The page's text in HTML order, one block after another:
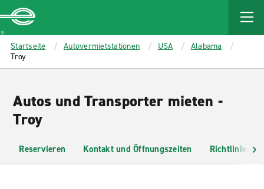
MAIN
CONTENT
Enterprise
Startseite Autovermietstationen USA
Alabama
Troy
Autos und Transporter mieten -
Troy
Reservieren Kontakt und Öffnungszeiten Richtlinien